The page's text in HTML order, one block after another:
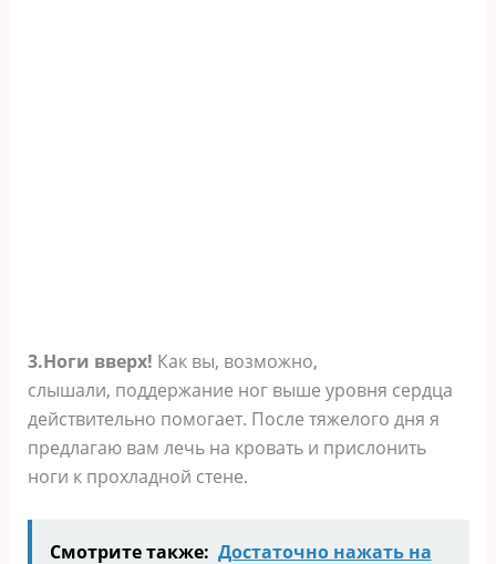
3.Ноги вверх! Как вы, возможно,
слышали, поддержание ног выше уровня сердца
действительно помогает. После тяжелого дня я
предлагаю вам лечь на кровать и прислонить
ноги к прохладной стене.
Смотрите также: Достаточно нажать на